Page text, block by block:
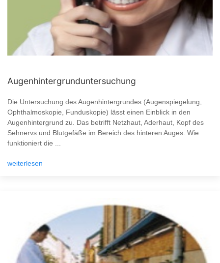
Augenhintergrunduntersuchung
Die Untersuchung des Augenhintergrundes (Augenspiegelung,
Ophthalmoskopie, Funduskopie) lässt einen Einblick in den
Augenhintergrund zu. Das betrifft Netzhaut, Aderhaut, Kopf des
Sehnervs und Blutgefäße im Bereich des hinteren Auges. Wie
funktioniert die ...
weiterlesen